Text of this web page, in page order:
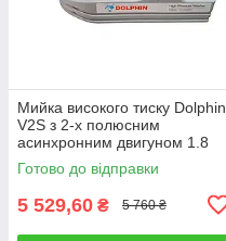
Мийка високого тиску Dolphin
V2S з 2-х полюсним
асинхронним двигуном 1.8
кВт, робочим тиском 120 Бар
Готово до відправки
5 529,60 ₴ 5 760 ₴